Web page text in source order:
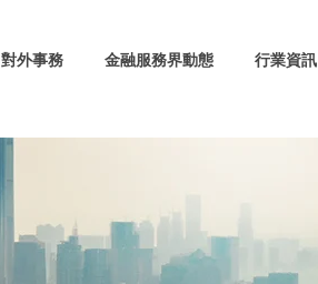
對外事務 金融服務界動態 行業資訊